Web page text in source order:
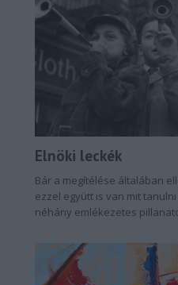
Elnöki leckék
Bár a megítélése általában
ezzel együtt is van mit
néhány emlékezetes